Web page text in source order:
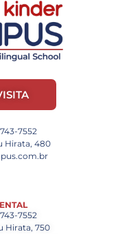
7552
Hirata, 480
7552
Hirata, 750